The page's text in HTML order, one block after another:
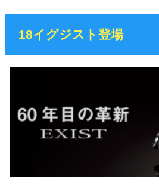
18イグジスト登場